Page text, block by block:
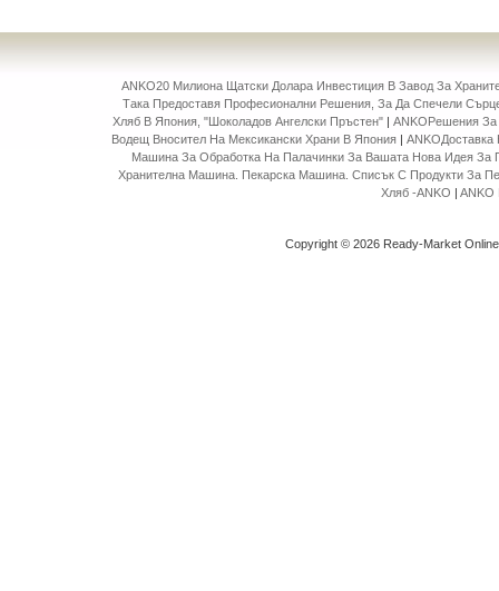
ANKO20 Милиона Щатски Долара Инвестиция В Завод За
Така Предоставя Професионални Решения, За Да Спечели
Хляб В Япония, "Шоколадов Ангелски Пръстен" |ANKOРешения
Водещ Вносител На Мексикански Храни В Япония |
Машина За Обработка На Палачинки За Вашата Нова Идея За
Хранителна Машина. Пекарска Машина. Списък С Продукти За
Хляб -ANKO |ANKO
Copyright © 2026 Ready-Market